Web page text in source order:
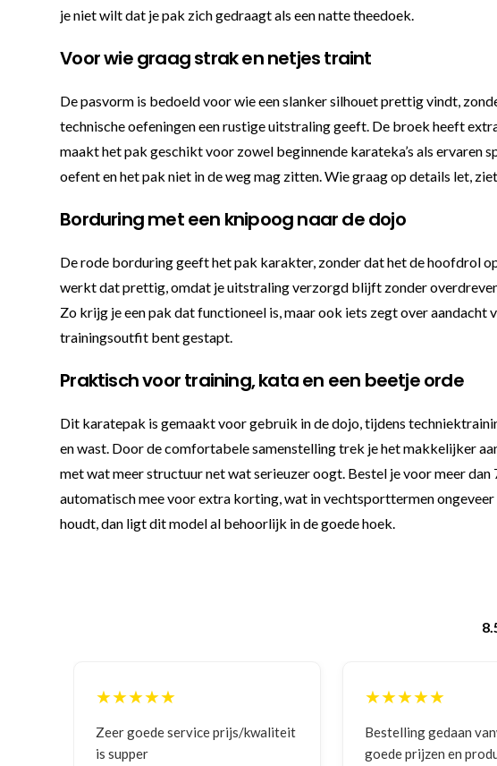
je niet wilt dat je pak zich gedraagt als een natte theedoek.
Voor wie graag strak en netjes traint
De pasvorm is bedoeld voor wie een slanker silhouet prettig vindt,
technische oefeningen een rustige uitstraling geeft. De broek heeft
maakt het pak geschikt voor zowel beginnende karateka’s als ervaren
oefent en het pak niet in de weg mag zitten. Wie graag op details let,
Borduring met een knipoog naar de dojo
De rode borduring geeft het pak karakter, zonder dat het de hoofdrol
werkt dat prettig, omdat je uitstraling verzorgd blijft zonder
Zo krijg je een pak dat functioneel is, maar ook iets zegt over aandacht
trainingsoutfit bent gestapt.
Praktisch voor training, kata en een beetje orde
Dit karatepak is gemaakt voor gebruik in de dojo, tijdens
en wast. Door de comfortabele samenstelling trek je het makkelijker
met wat meer structuur net wat serieuzer oogt. Bestel je voor meer
automatisch mee voor extra korting, wat in vechtsporttermen
houdt, dan ligt dit model al behoorlijk in de goede hoek.
★★★★★
Zeer goede service prijs/kwaliteit
is supper
★★★★★
Bestelling gedaan
goede prijzen en